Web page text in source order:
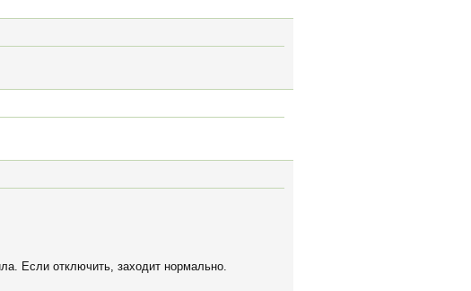
Если отключить, заходит нормально.